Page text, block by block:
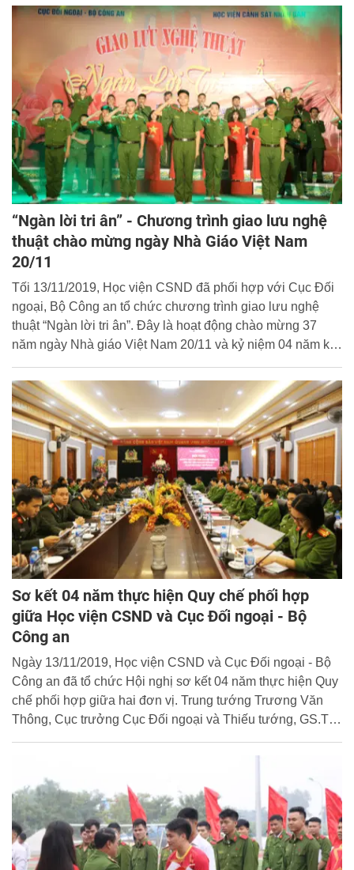
đã tổ chức Lễ ra mắt và tập huấn phần mềm Lưu trữ, chia
sẻ dữ liệu tập trung.
“Ngàn lời tri ân” - Chương trình giao lưu nghệ
thuật chào mừng ngày Nhà Giáo Việt Nam
20/11
Tối 13/11/2019, Học viện CSND đã phối hợp với Cục Đối
ngoại, Bộ Công an tổ chức chương trình giao lưu nghệ
thuật “Ngàn lời tri ân”. Đây là hoạt động chào mừng 37
năm ngày Nhà giáo Việt Nam 20/11 và kỷ niệm 04 năm ký
ngoại, Bộ Công an.
Sơ kết 04 năm thực hiện Quy chế phối hợp
giữa Học viện CSND và Cục Đối ngoại - Bộ
Công an
Ngày 13/11/2019, Học viện CSND và Cục Đối ngoại - Bộ
Công an đã tổ chức Hội nghị sơ kết 04 năm thực hiện Quy
chế phối hợp giữa hai đơn vị. Trung tướng Trương Văn
Thông, Cục trưởng Cục Đối ngoại và Thiếu tướng, GS.TS